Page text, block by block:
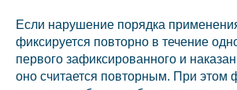
Если нарушение порядка
фиксируется повторно в течение
первого зафиксированного и
оно считается повторным. При этом